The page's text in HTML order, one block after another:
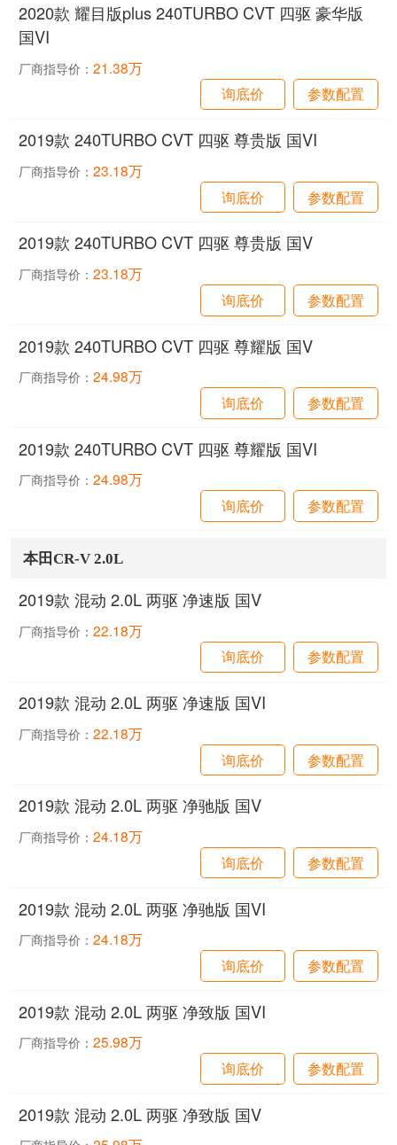
2020款 耀目版plus 240TURBO CVT 四驱 豪华版
国VI
厂商指导价：21.38万
询底价
参数配置
2019款 240TURBO CVT 四驱 尊贵版 国VI
厂商指导价：23.18万
询底价
参数配置
2019款 240TURBO CVT 四驱 尊贵版 国V
厂商指导价：23.18万
询底价
参数配置
2019款 240TURBO CVT 四驱 尊耀版 国V
厂商指导价：24.98万
询底价
参数配置
2019款 240TURBO CVT 四驱 尊耀版 国VI
厂商指导价：24.98万
询底价
参数配置
本田CR-V 2.0L
2019款 混动 2.0L 两驱 净速版 国V
厂商指导价：22.18万
询底价
参数配置
2019款 混动 2.0L 两驱 净速版 国VI
厂商指导价：22.18万
询底价
参数配置
2019款 混动 2.0L 两驱 净驰版 国V
厂商指导价：24.18万
询底价
参数配置
2019款 混动 2.0L 两驱 净驰版 国VI
厂商指导价：24.18万
询底价
参数配置
2019款 混动 2.0L 两驱 净致版 国VI
厂商指导价：25.98万
询底价
参数配置
2019款 混动 2.0L 两驱 净致版 国V